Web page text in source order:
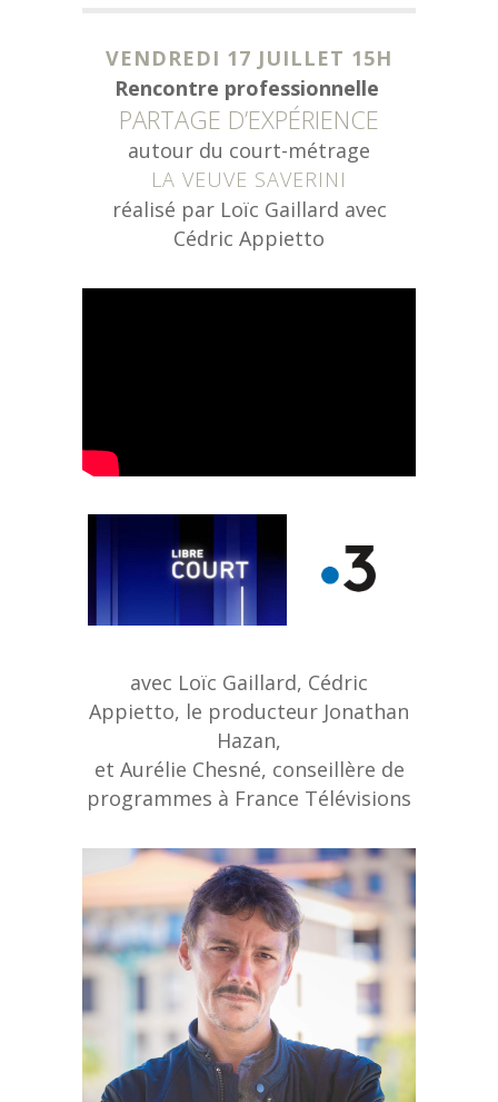
VENDREDI 17 JUILLET 15H
Rencontre professionnelle
PARTAGE D’EXPÉRIENCE
autour du court-métrage
LA VEUVE SAVERINI
réalisé par Loïc Gaillard avec
Cédric Appietto
avec Loïc Gaillard, Cédric
Appietto, le producteur Jonathan
Hazan,
et Aurélie Chesné, conseillère de
programmes à France Télévisions